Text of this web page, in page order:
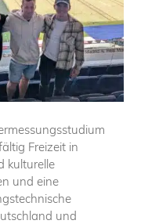
Freizeit in
kulturelle
und eine
und